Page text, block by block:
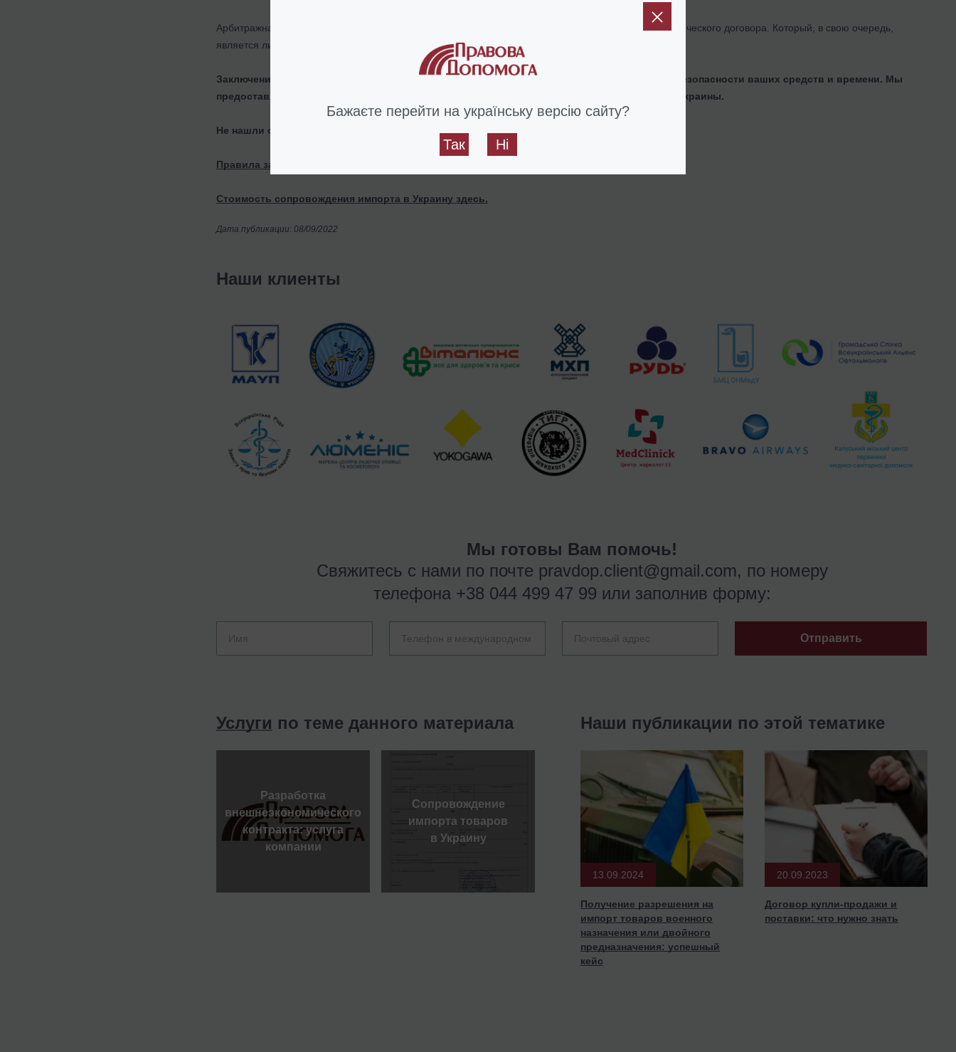
Арбитражная оговорка – лишь часть комплексной подготовки процесса заключения внешнеэкономического договора. Который, в свою очередь,
является лишь частью процесса воплощения внешнеэкономической деятельности.
Заключение договора с предусмотрением всех возможных будущих ситуаций – гарантия безопасности ваших средств и времени. Мы
предоставляем такие услуги в рамках сопровождения операций импорта или экспорта из Украины.
Не нашли ответ на свой вопрос?
Правила заключения ВЭД здесь.
Стоимость сопровождения импорта в Украину здесь.
Дата публикации: 08/09/2022
Наши клиенты
Мы готовы Вам помочь!
Свяжитесь с нами по почте pravdop.client@gmail.com, по номеру
телефона +38 044 499 47 99 или заполнив форму:
Отправить
Услуги по теме данного материала
Разработка
внешнеэкономического
контракта: услуга
компании
Сопровождение
импорта товаров
в Украину
Наши публикации по этой тематике
13.09.2024
Получение разрешения на
импорт товаров военного
назначения или двойного
предназначения: успешный
кейс
20.09.2023
Договор купли-продажи и
поставки: что нужно знать
Бажаєте перейти на українську версію сайту?
Так Ні